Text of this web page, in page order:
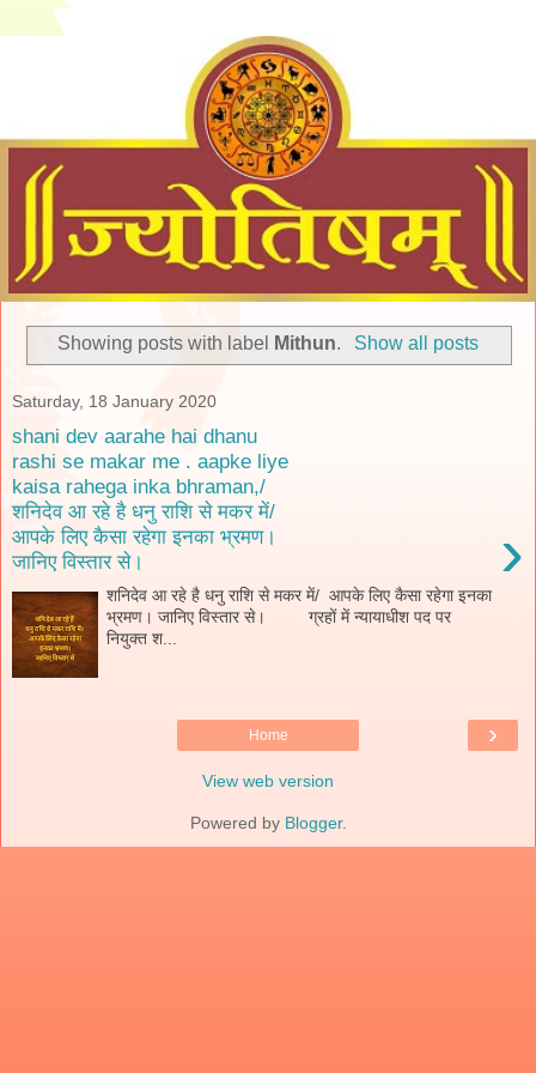
Showing posts with label Mithun. Show all posts
Saturday, 18 January 2020
shani dev aarahe hai dhanu
rashi se makar me . aapke liye
kaisa rahega inka bhraman,/
शनिदेव आ रहे है धनु राशि से मकर में/
आपके लिए कैसा रहेगा इनका भ्रमण।
जानिए विस्तार से।
›
शनिदेव आ रहे है धनु राशि से मकर में/ आपके लिए कैसा रहेगा इनका
भ्रमण। जानिए विस्तार से। ग्रहों में न्यायाधीश पद पर
नियुक्त श...
›
Home
View web version
Powered by Blogger.